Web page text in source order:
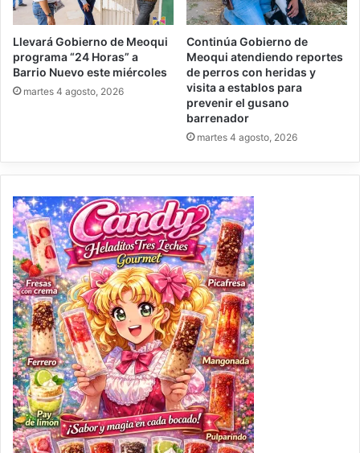
Llevará Gobierno de Meoqui
programa “24 Horas” a
Barrio Nuevo este miércoles
martes 4 agosto, 2026
Continúa Gobierno de
Meoqui atendiendo reportes
de perros con heridas y
visita a establos para
prevenir el gusano
barrenador
martes 4 agosto, 2026